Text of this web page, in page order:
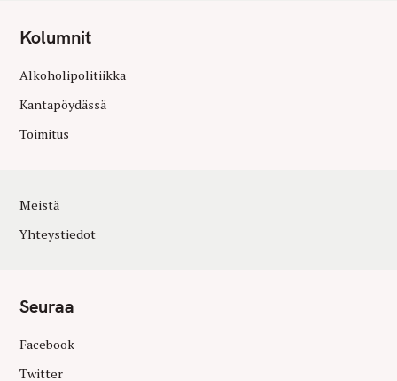
Kolumnit
Alkoholipolitiikka
Kantapöydässä
Toimitus
Meistä
Yhteystiedot
Seuraa
Facebook
Twitter